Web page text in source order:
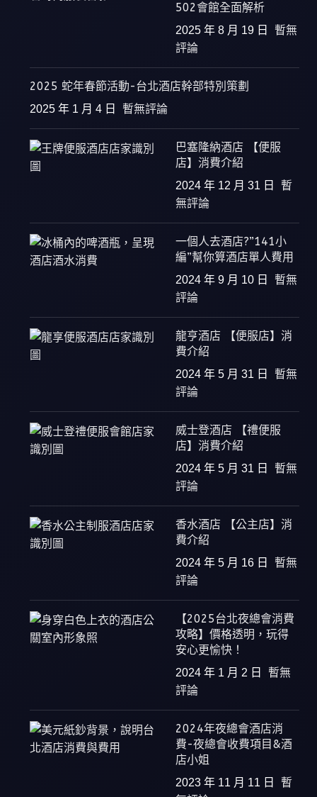
502會館全面解析
2025 年 8 月 19 日
暫無
評論
2025 蛇年春節活動-台北酒店幹部特別策劃
2025 年 1 月 4 日 暫無評論
巴塞隆納酒店 【便服
店】消費介紹
2024 年 12 月 31 日
暫
無評論
一個人去酒店?”141小
編”幫你算酒店單人費用
2024 年 9 月 10 日
暫無
評論
龍亨酒店 【便服店】消
費介紹
2024 年 5 月 31 日
暫無
評論
威士登酒店 【禮便服
店】消費介紹
2024 年 5 月 31 日
暫無
評論
香水酒店 【公主店】消
費介紹
2024 年 5 月 16 日
暫無
評論
【2025台北夜總會消費
攻略】價格透明，玩得
安心更愉快！
2024 年 1 月 2 日
暫無
評論
2024年夜總會酒店消
費-夜總會收費項目&酒
店小姐
2023 年 11 月 11 日
暫